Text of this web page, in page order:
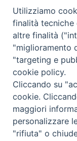
CONTATTI
Piazza
tel 0544.541655
Utilizziamo
finalità tecniche
altre finalità
"miglioramento
"targeting e
cookie policy.
Cliccando su
cookie.
maggiori
personalizzare
"rifiuta" o